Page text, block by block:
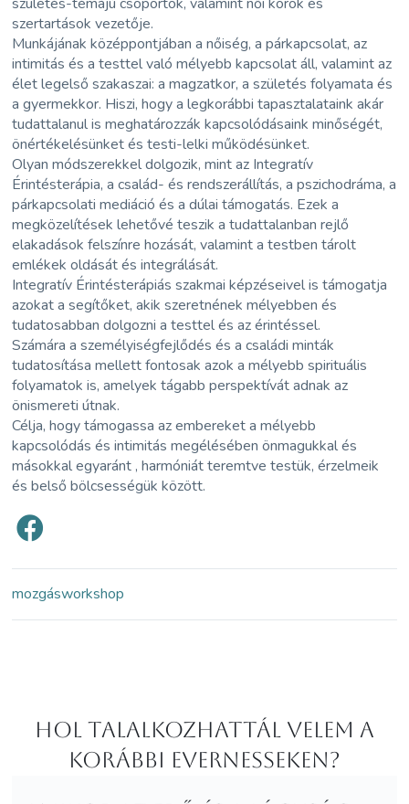
szertartások vezetője.
Munkájának középpontjában a nőiség, a párkapcsolat, az
intimitás és a testtel való mélyebb kapcsolat áll, valamint az
élet legelső szakaszai: a magzatkor, a születés folyamata és
a gyermekkor. Hiszi, hogy a legkorábbi tapasztalataink akár
tudattalanul is meghatározzák kapcsolódásaink minőségét,
önértékelésünket és testi-lelki működésünket.
Olyan módszerekkel dolgozik, mint az Integratív
Érintésterápia, a család- és rendszerállítás, a pszichodráma, a
párkapcsolati mediáció és a dúlai támogatás. Ezek a
megközelítések lehetővé teszik a tudattalanban rejlő
elakadások felszínre hozását, valamint a testben tárolt
emlékek oldását és integrálását.
Integratív Érintésterápiás szakmai képzéseivel is támogatja
azokat a segítőket, akik szeretnének mélyebben és
tudatosabban dolgozni a testtel és az érintéssel.
Számára a személyiségfejlődés és a családi minták
tudatosítása mellett fontosak azok a mélyebb spirituális
folyamatok is, amelyek tágabb perspektívát adnak az
önismereti útnak.
Célja, hogy támogassa az embereket a mélyebb
kapcsolódás és intimitás megélésében önmagukkal és
másokkal egyaránt , harmóniát teremtve testük, érzelmeik
és belső bölcsességük között.
mozgásworkshop
Hol Talalkozhattál velem a
korábbi Evernesseken?